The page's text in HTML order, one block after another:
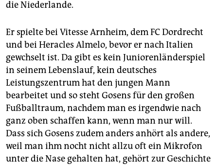
die Niederlande.
Er spielte bei Vitesse Arnheim, dem FC Dordrecht
und bei Heracles Almelo, bevor er nach Italien
gewchselt ist. Da gibt es kein Juniorenländerspiel
in seinem Lebenslauf, kein deutsches
Leistungszentrum hat den jungen Mann
bearbeitet und so steht Gosens für den großen
Fußballtraum, nachdem man es irgendwie nach
ganz oben schaffen kann, wenn man nur will.
Dass sich Gosens zudem anders anhört als andere,
weil man ihm nocht nicht allzu oft ein Mikrofon
unter die Nase gehalten hat, gehört zur Geschichte